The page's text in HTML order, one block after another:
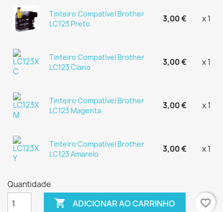
Tinteiro Compatível Brother
LC123 Preto
3,00 € x 1
Tinteiro Compatível Brother
LC123 Ciano
3,00 € x 1
Tinteiro Compatível Brother
LC123 Magenta
3,00 € x 1
Tinteiro Compatível Brother
LC123 Amarelo
3,00 € x 1
Quantidade
 ADICIONAR AO CARRINHO favorite_border